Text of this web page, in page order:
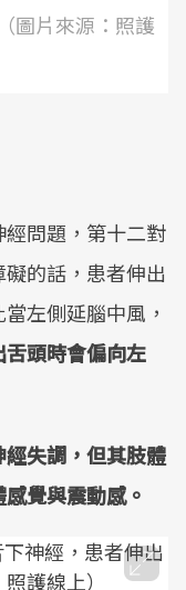
圖片來源：照護
問題，第十二對
的話，患者伸出
左側延腦中風，
頭時會偏向左
失調，但其肢體
覺與震動感。